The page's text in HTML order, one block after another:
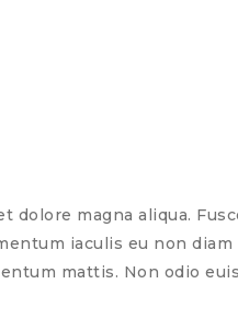
dolore magna aliqua.
iaculis eu non
mattis. Non odio